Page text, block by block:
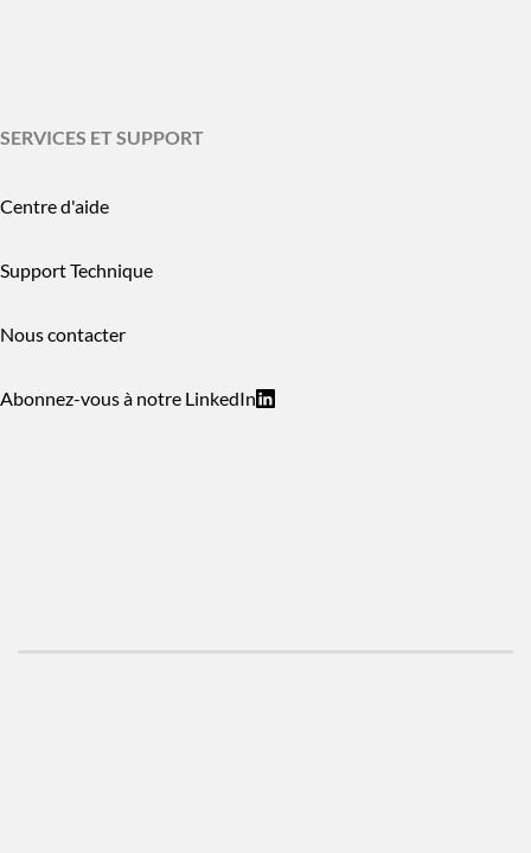
SERVICES ET SUPPORT
Centre d'aide
Support Technique
Nous contacter
Abonnez-vous à notre LinkedIn